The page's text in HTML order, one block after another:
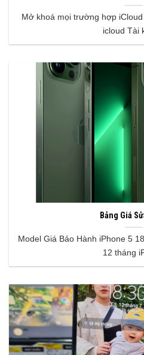
Mở khoá mọi trường hợp
icloud Tài
Bảng Giá
Model Giá Bảo Hành iPhone 5
12 tháng